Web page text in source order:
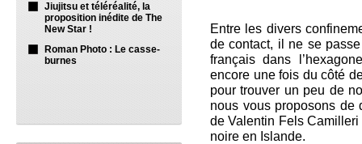
Jiujitsu et téléréalité, la
proposition inédite de The
New Star !
Roman Photo : Le casse-
burnes
Entre les divers
de contact, il ne se
français dans
encore une fois du côté
pour trouver un peu de
nous vous proposons de
de Valentin Fels Camilleri
noire en Islande.